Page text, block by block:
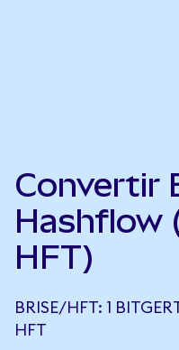
Convertir
Hashflow
HFT)
BRISE/HFT: 1
HFT